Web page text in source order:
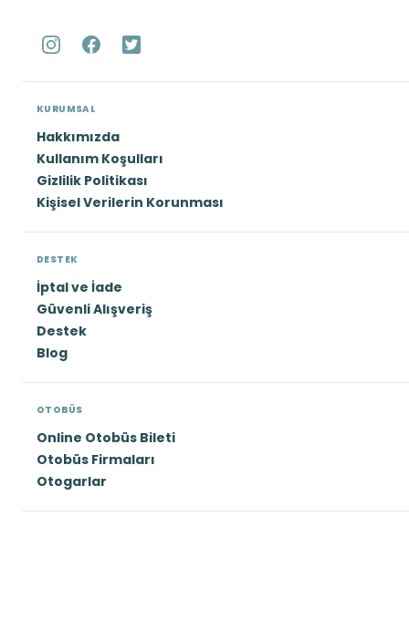
KURUMSAL
Hakkımızda
Kullanım Koşulları
Gizlilik Politikası
Kişisel Verilerin Korunması
DESTEK
İptal ve İade
Güvenli Alışveriş
Destek
Blog
OTOBÜS
Online Otobüs Bileti
Otobüs Firmaları
Otogarlar